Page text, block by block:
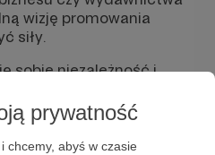
prywatność
chcemy, abyś w czasie
wizję promowania
siły.
sobie niezależność i